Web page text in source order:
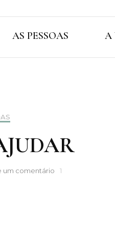
AS PESSOAS A
um comentário Viver
1